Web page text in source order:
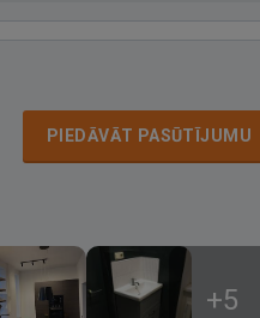
PIEDĀVĀT PASŪTĪJUMU
+5